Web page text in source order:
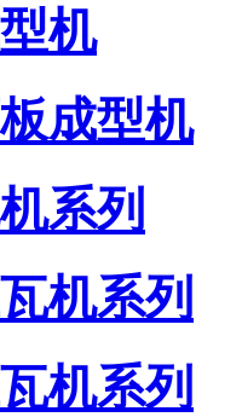
机
成型机
系列
机系列
机系列